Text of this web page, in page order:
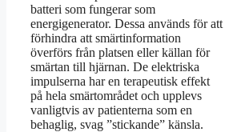
batteri som fungerar som
energigenerator. Dessa används för att
förhindra att smärtinformation
överförs från platsen eller källan för
smärtan till hjärnan. De elektriska
impulserna har en terapeutisk effekt
på hela smärtområdet och upplevs
vanligtvis av patienterna som en
behaglig, svag ”stickande” känsla.